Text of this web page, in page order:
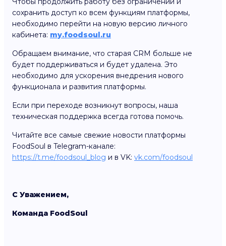
сохранить доступ ко всем функциям платформы,
необходимо перейти на новую версию личного
кабинета: my.foodsoul.ru
Обращаем внимание, что старая CRM больше не
будет поддерживаться и будет удалена. Это
необходимо для ускорения внедрения нового
функционала и развития платформы.
Если при переходе возникнут вопросы, наша
техническая поддержка всегда готова помочь.
Читайте все самые свежие новости платформы
FoodSoul в Telegram-канале:
https://t.me/foodsoul_blog и в VK: vk.com/foodsoul
С Уважением,
Команда FoodSoul